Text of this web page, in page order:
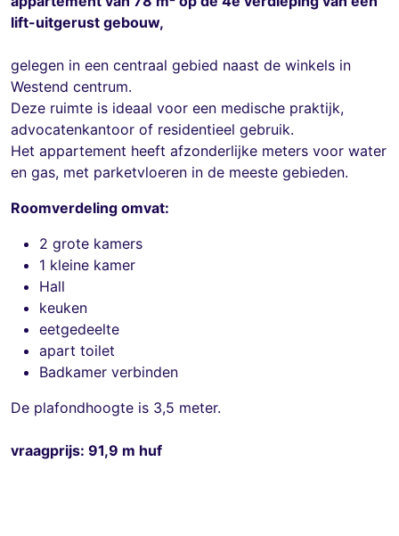
lift-uitgerust gebouw,
gelegen in een centraal gebied naast de winkels in
Westend centrum.
Deze ruimte is ideaal voor een medische praktijk,
advocatenkantoor of residentieel gebruik.
Het appartement heeft afzonderlijke meters voor water
en gas, met parketvloeren in de meeste gebieden.
Roomverdeling omvat:
2 grote kamers
1 kleine kamer
Hall
keuken
eetgedeelte
apart toilet
Badkamer verbinden
De plafondhoogte is 3,5 meter.
vraagprijs: 91,9 m huf